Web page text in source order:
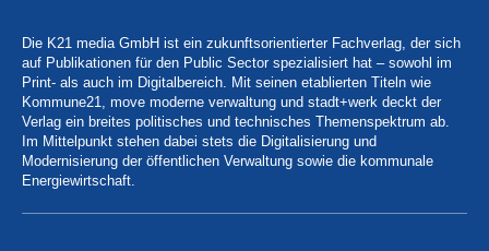
Die K21 media GmbH ist ein zukunftsorientierter Fachverlag, der sich
auf Publikationen für den Public Sector spezialisiert hat – sowohl im
Print- als auch im Digitalbereich. Mit seinen etablierten Titeln wie
Kommune21, move moderne verwaltung und stadt+werk deckt der
Verlag ein breites politisches und technisches Themenspektrum ab.
Im Mittelpunkt stehen dabei stets die Digitalisierung und
Modernisierung der öffentlichen Verwaltung sowie die kommunale
Energiewirtschaft.